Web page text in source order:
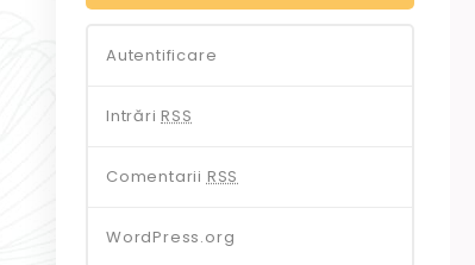
Autentificare
Intrări RSS
Comentarii RSS
WordPress.org